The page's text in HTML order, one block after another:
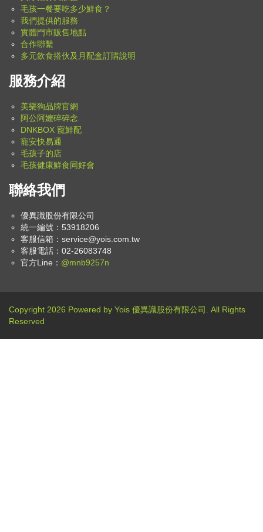
毛孩一餐要吃多少鮮食？
我們提供的服務
實體門市販售地點
合作聯繫
多元飲食搭伙及月配盒訂購說明
服務介紹
美樂狗品牌官網
阿公阿嬤碎碎念
DNKBOX 寵鮮配
寵安快易通
毛孩子的店
毛孩健康鮮食同好會
聯絡我們
優異識股份有限公司
統一編號：53918206
客服信箱： service@yois.com.tw
客服電話：02-26083748
官方Line： @mnb9257n
Copyright 2026 Powered by Yois 優異識股份有限公司. All Rights
Reserved